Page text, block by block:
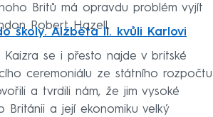
Britů má opravdu problém vyjít
Robert Hazell.
školy. Alžběta II. kvůli Karlovi
Kaizra se i přesto najde v britské
ceremoniálu ze státního rozpočtu
a tvrdili nám, že jim vysoké
a její ekonomiku velký